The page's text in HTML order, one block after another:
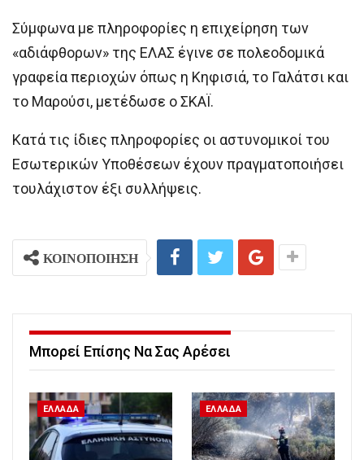
Σύμφωνα με πληροφορίες η επιχείρηση των
«αδιάφθορων» της ΕΛΑΣ έγινε σε πολεοδομικά
γραφεία περιοχών όπως η Κηφισιά, το Γαλάτσι και
το Μαρούσι, μετέδωσε ο ΣΚΑΪ.
Κατά τις ίδιες πληροφορίες οι αστυνομικοί του
Εσωτερικών Υποθέσεων έχουν πραγματοποιήσει
τουλάχιστον έξι συλλήψεις.
ΚΟΙΝΟΠΟΙΗΣΗ
Μπορεί Επίσης Να Σας Αρέσει
ΕΛΛΑΔΑ ΕΛΛΑΔΑ